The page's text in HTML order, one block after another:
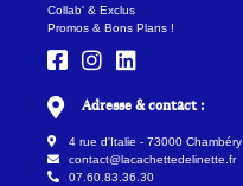
Collab' & Exclus
Promos & Bons Plans !
Adresse & contact :
4 rue d'Italie - 73000 Chambéry
contact@lacachettedelinette.fr
07.60.83.36.30